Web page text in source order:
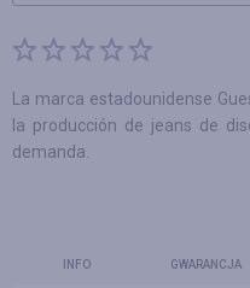
La marca estadounidense
la producción de jeans de
demanda.
INFO GWARANCJA